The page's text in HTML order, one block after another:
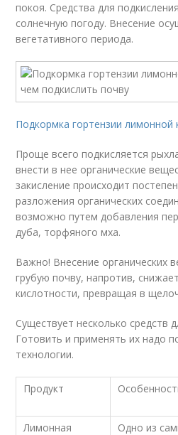
покоя. Средства для
солнечную погоду. Внесение
вегетативного периода.
Подкормка гортензии лимонной
Проще всего подкисляется
внести в нее органические
закисление происходит
разложения органических
возможно путем добавления
дуба, торфяного мха.
Важно! Внесение органических
грубую почву, напротив,
кислотности, превращая в
Существует несколько средств
Готовить и применять их надо
технологии.
Продукт
Лимонная
Одно из